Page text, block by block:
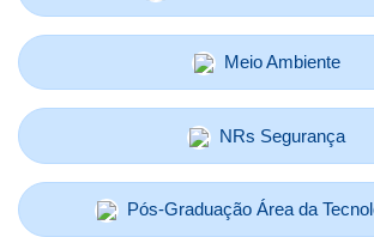
Meio Ambiente
NRs Segurança
Pós-Graduação Área da